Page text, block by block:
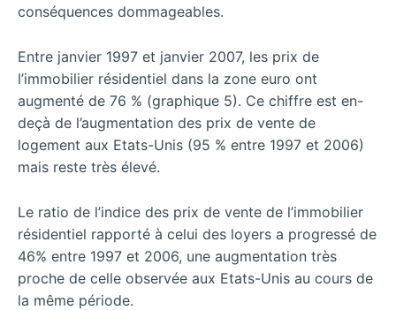
conséquences dommageables.
Entre janvier 1997 et janvier 2007, les prix de
l’immobilier résidentiel dans la zone euro ont
augmenté de 76 % (graphique 5). Ce chiffre est en-
deçà de l’augmentation des prix de vente de
logement aux Etats-Unis (95 % entre 1997 et 2006)
mais reste très élevé.
Le ratio de l’indice des prix de vente de l’immobilier
résidentiel rapporté à celui des loyers a progressé de
46% entre 1997 et 2006, une augmentation très
proche de celle observée aux Etats-Unis au cours de
la même période.